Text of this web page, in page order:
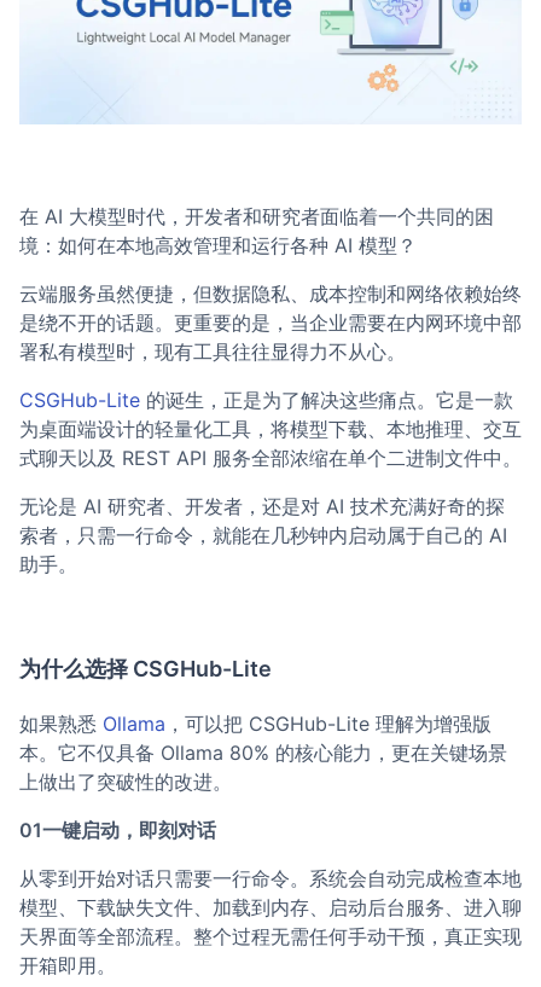
在 AI 大模型时代，开发者和研究者面临着一个共同的困
境：如何在本地高效管理和运行各种 AI 模型？
云端服务虽然便捷，但数据隐私、成本控制和网络依赖始终
是绕不开的话题。更重要的是，当企业需要在内网环境中部
署私有模型时，现有工具往往显得力不从心。
CSGHub-Lite 的诞生，正是为了解决这些痛点。它是一款
为桌面端设计的轻量化工具，将模型下载、本地推理、交互
式聊天以及 REST API 服务全部浓缩在单个二进制文件中。
无论是 AI 研究者、开发者，还是对 AI 技术充满好奇的探
索者，只需一行命令，就能在几秒钟内启动属于自己的 AI
助手。
为什么选择 CSGHub-Lite
如果熟悉 Ollama ，可以把 CSGHub-Lite 理解为增强版
本。它不仅具备 Ollama 80% 的核心能力，更在关键场景
上做出了突破性的改进。
01一键启动，即刻对话
从零到开始对话只需要一行命令。系统会自动完成检查本地
模型、下载缺失文件、加载到内存、启动后台服务、进入聊
天界面等全部流程。整个过程无需任何手动干预，真正实现
开箱即用。